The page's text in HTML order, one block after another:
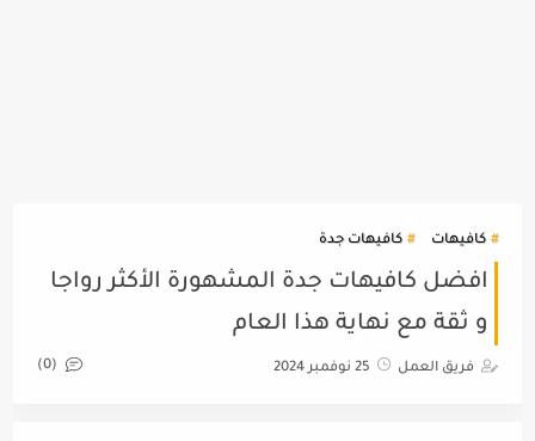
كافيهات كافيهات جدة
افضل كافيهات جدة المشهورة الأكثر رواجا
و ثقة مع نهاية هذا العام
فريق العمل 25 نوفمبر 2024 (0)